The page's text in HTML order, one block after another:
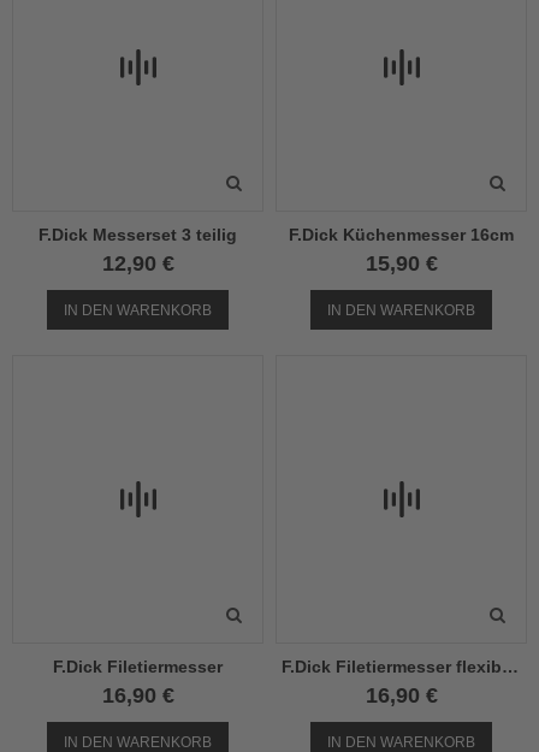
F.Dick Messerset 3 teilig
12,90 €
IN DEN WARENKORB
F.Dick Küchenmesser 16cm
15,90 €
IN DEN WARENKORB
F.Dick Filetiermesser
16,90 €
IN DEN WARENKORB
F.Dick Filetiermesser flexibel 15cm
16,90 €
IN DEN WARENKORB